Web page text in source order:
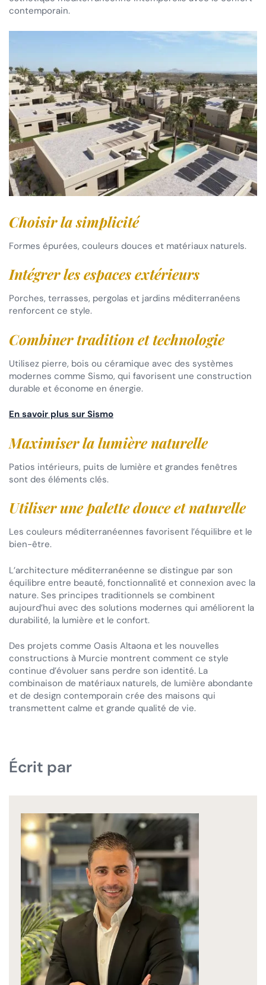
contemporain.
Choisir la simplicité
Formes épurées, couleurs douces et matériaux naturels.
Intégrer les espaces extérieurs
Porches, terrasses, pergolas et jardins méditerranéens
renforcent ce style.
Combiner tradition et technologie
Utilisez pierre, bois ou céramique avec des systèmes
modernes comme Sismo, qui favorisent une construction
durable et économe en énergie.
En savoir plus sur Sismo
Maximiser la lumière naturelle
Patios intérieurs, puits de lumière et grandes fenêtres
sont des éléments clés.
Utiliser une palette douce et naturelle
Les couleurs méditerranéennes favorisent l’équilibre et le
bien-être.
L’architecture méditerranéenne se distingue par son
équilibre entre beauté, fonctionnalité et connexion avec la
nature. Ses principes traditionnels se combinent
aujourd’hui avec des solutions modernes qui améliorent la
durabilité, la lumière et le confort.
Des projets comme Oasis Altaona et les nouvelles
constructions à Murcie montrent comment ce style
continue d’évoluer sans perdre son identité. La
combinaison de matériaux naturels, de lumière abondante
et de design contemporain crée des maisons qui
transmettent calme et grande qualité de vie.
Écrit par